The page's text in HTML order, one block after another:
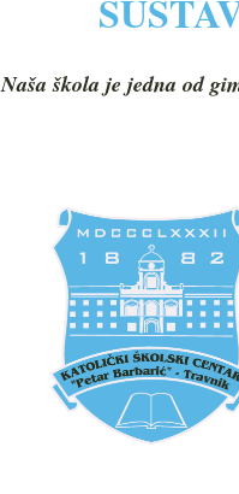
Naša škola je jedna od